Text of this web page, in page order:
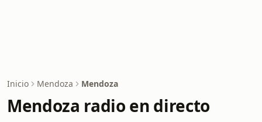
Inicio Mendoza Mendoza
Mendoza radio en directo